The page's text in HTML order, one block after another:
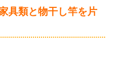
具類と物干し竿を片